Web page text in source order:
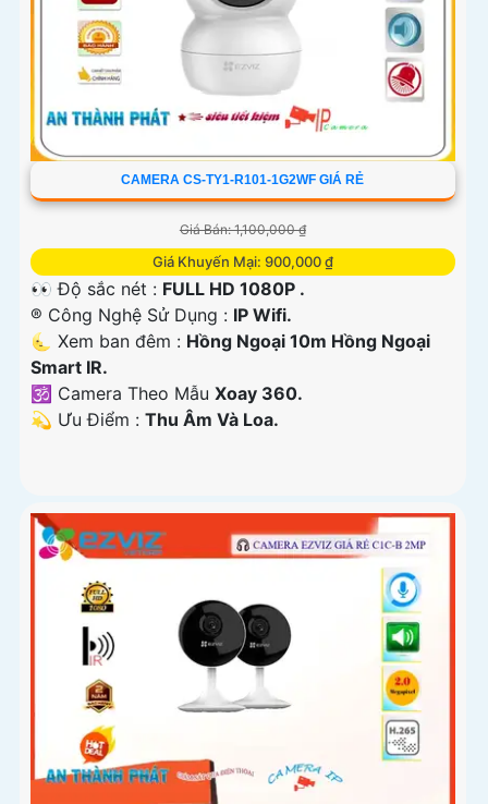
CAMERA CS-TY1-R101-1G2WF GIÁ RẺ
Giá Bán: 1,100,000 ₫
Giá Khuyến Mại: 900,000 ₫
👀 Độ sắc nét : FULL HD 1080P .
®️ Công Nghệ Sử Dụng : IP Wifi.
🌜 Xem ban đêm : Hồng Ngoại 10m Hồng Ngoại
Smart IR.
🕉️ Camera Theo Mẫu Xoay 360.
️💫 Ưu Điểm : Thu Âm Và Loa.